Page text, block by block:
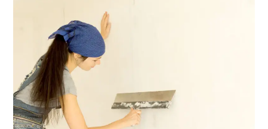
Stappenplan